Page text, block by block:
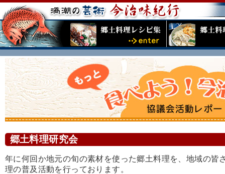
郷土料理研究会
年に何回か地元の旬の素材を使った郷土料理を、地域の皆
理の普及活動を行っております。